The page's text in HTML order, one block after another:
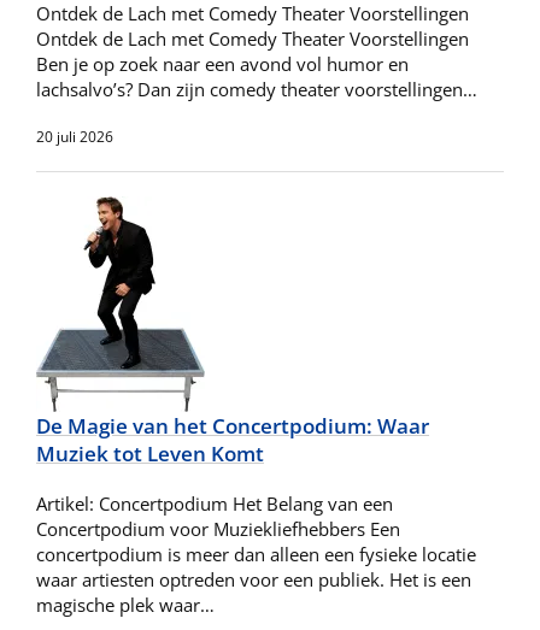
Ontdek de Lach met Comedy Theater Voorstellingen
Ontdek de Lach met Comedy Theater Voorstellingen
Ben je op zoek naar een avond vol humor en
lachsalvo’s? Dan zijn comedy theater voorstellingen…
20 juli 2026
De Magie van het Concertpodium: Waar
Muziek tot Leven Komt
Artikel: Concertpodium Het Belang van een
Concertpodium voor Muziekliefhebbers Een
concertpodium is meer dan alleen een fysieke locatie
waar artiesten optreden voor een publiek. Het is een
magische plek waar…